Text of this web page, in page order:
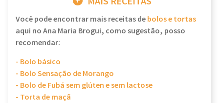
Você pode encontrar mais receitas debolos e tortas
aqui no Ana Maria Brogui, como sugestão, posso
recomendar:
- Bolo básico
- Bolo Sensação de Morango
- Bolo de Fubá sem glúten e sem lactose
- Torta de maçã